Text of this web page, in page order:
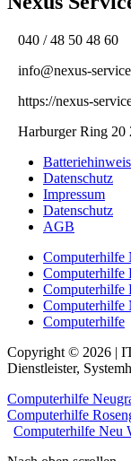
040 / 48 50 48 60
info@nexus-
https://nexus-
Harburger Ring 20
Batteriehinweis
Datenschutz
Impressum
Datenschutz
AGB
Computerhilfe
Computerhilfe
Computerhilfe
Computerhilfe
Computerhilfe
Copyright © 2026 |
Dienstleister,
Computerhilfe
Computerhilfe
Computerhilfe Neu